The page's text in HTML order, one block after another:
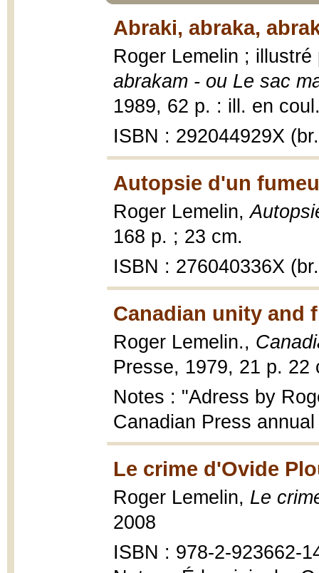
Abraki, abraka,
Roger Lemelin ;
abrakam - ou Le sac
1989, 62 p. : ill. en
ISBN : 292044929X
Autopsie d'un
Roger Lemelin,
168 p. ; 23 cm.
ISBN : 276040336X
Canadian unity and
Roger Lemelin.,
Presse, 1979, 21 p. 22
Notes : "Adress by
Canadian Press
Le crime d'Ovide
Roger Lemelin, Le
2008
ISBN : 978-2-923662-